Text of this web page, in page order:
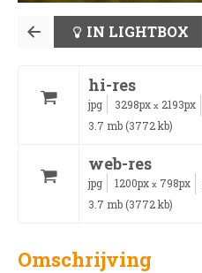
IN LIGHTBOX
hi-res
jpg 3298px x 2193px
3.7 mb (3772 kb)
web-res
jpg 1200px x 798px
3.7 mb (3772 kb)
Omschrijving